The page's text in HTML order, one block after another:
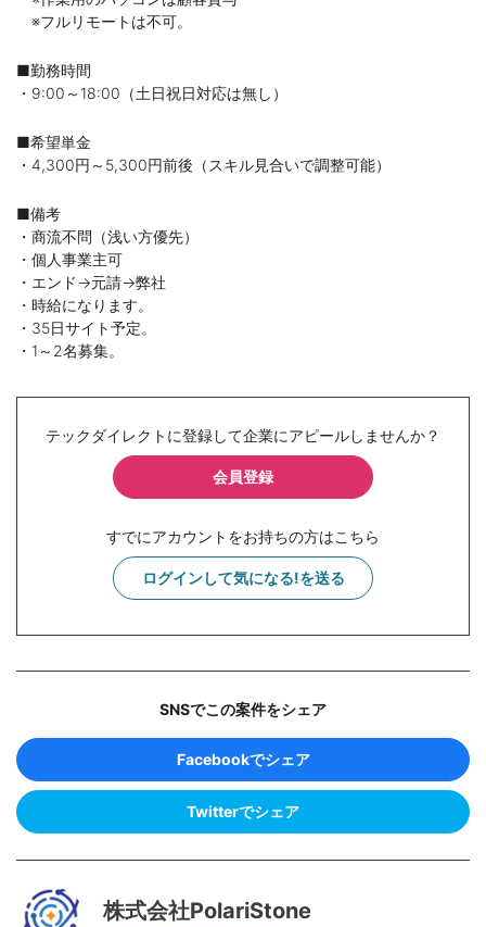
※フルリモートは不可。
■勤務時間
・9:00～18:00（土日祝日対応は無し）
■希望単金
・4,300円～5,300円前後（スキル見合いで調整可能）
■備考
・商流不問（浅い方優先）
・個人事業主可
・エンド→元請→弊社
・時給になります。
・35日サイト予定。
・1～2名募集。
テックダイレクトに登録して企業にアピールしませんか？
会員登録
すでにアカウントをお持ちの方はこちら
ログインして気になる!を送る
SNSでこの案件をシェア
Facebookでシェア
Twitterでシェア
株式会社PolariStone